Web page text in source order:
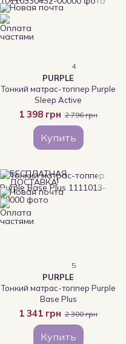
4
PURPLE
Тонкий матрас-топпер Purple
Sleep Active
1 398 грн 2 796 грн
Купить
5
PURPLE
Тонкий матрас-топпер Purple
Base Plus
1 341 грн 2 300 грн
Купить